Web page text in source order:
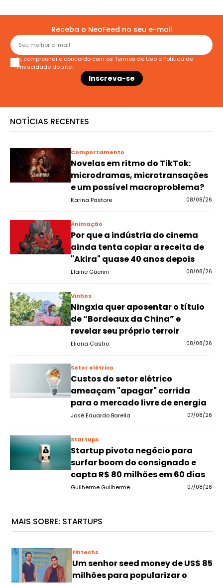
Receba o NeoFeed no seu e-mail
Li, compreendi e concordo com os Termos de Uso e Política de
Privacidade do site.
NOTÍCIAS RECENTES
Comportamento
Novelas em ritmo do TikTok:
microdramas, microtransações
e um possível macroproblema?
Karina Pastore 08/08/26
Animação
Por que a indústria do cinema
ainda tenta copiar a receita de
"Akira" quase 40 anos depois
Elaine Guerini 08/08/26
Vinhos
Ningxia quer aposentar o título
de “Bordeaux da China” e
revelar seu próprio terroir
Eliana Castro 08/08/26
Setor elétrico
Custos do setor elétrico
ameaçam "apagar" corrida
para o mercado livre de energia
José Eduardo Barella 07/08/26
Startups
Startup pivota negócio para
surfar boom do consignado e
capta R$ 80 milhões em 60 dias
Guilherme Guilherme 07/08/26
MAIS SOBRE: STARTUPS
Fintechs
Um senhor seed money de US$ 85
milhões para popularizar o